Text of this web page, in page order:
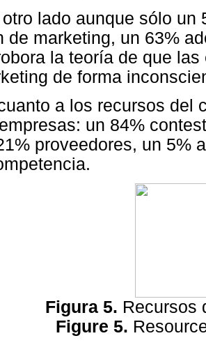
otro lado aunque sólo un
de marketing, un 63%
la teoría de que
de forma
a los recursos del
un 84%
proveedores, un 5%
Figura 5. Recursos
Figure 5.